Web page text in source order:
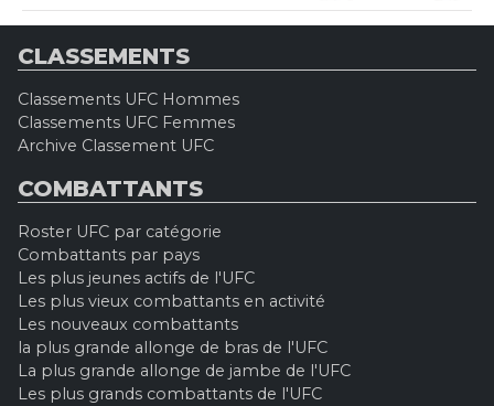
CLASSEMENTS
Classements UFC Hommes
Classements UFC Femmes
Archive Classement UFC
COMBATTANTS
Roster UFC par catégorie
Combattants par pays
Les plus jeunes actifs de l'UFC
Les plus vieux combattants en activité
Les nouveaux combattants
la plus grande allonge de bras de l'UFC
La plus grande allonge de jambe de l'UFC
Les plus grands combattants de l'UFC